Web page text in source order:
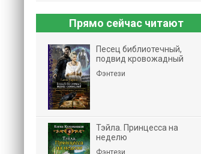
Прямо сейчас читают
Песец библиотечный,
подвид кровожадный
Фэнтези
Тэйла. Принцесса на
неделю
Фэнтези